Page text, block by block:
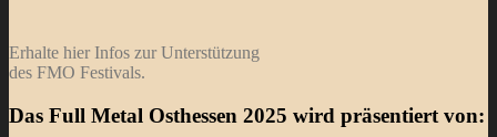
Erhalte hier Infos zur Unterstützung
des FMO Festivals.
Das Full Metal Osthessen 2025 wird präsentiert von: